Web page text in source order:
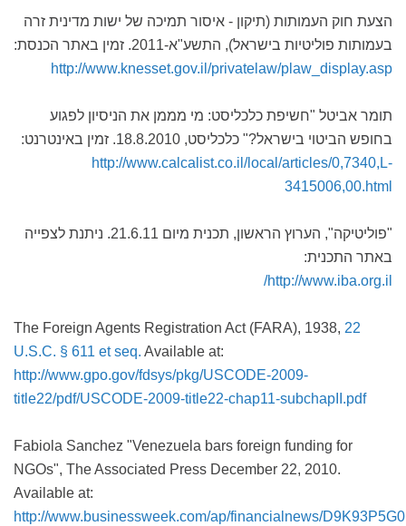
הצעת חוק העמותות (תיקון - איסור תמיכה של ישות מדינית זרה
בעמותות פוליטיות בישראל), התשע"א-2011. זמין באתר הכנסת:
http://www.knesset.gov.il/privatelaw/plaw_display.asp
תומר אביטל "חשיפת כלכליסט: מי מממן את הניסיון לפגוע
בחופש הביטוי בישראל?" כלכליסט, 18.8.2010. זמין באינטרנט:
http://www.calcalist.co.il/local/articles/0,7340,L-
3415006,00.html
"פוליטיקה", הערוץ הראשון, תכנית מיום 21.6.11. ניתנת לצפייה
באתר התכנית:
http://www.iba.org.il/
The Foreign Agents Registration Act (FARA), 1938, 22
U.S.C. § 611 et seq. Available at:
http://www.gpo.gov/fdsys/pkg/USCODE-2009-
title22/pdf/USCODE-2009-title22-chap11-subchapII.pdf
Fabiola Sanchez "Venezuela bars foreign funding for
NGOs", The Associated Press December 22, 2010.
Available at:
http://www.businessweek.com/ap/financialnews/